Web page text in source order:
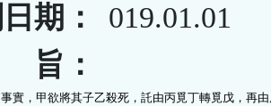
期：
019.01.01
：
實，甲欲將其子乙殺死，託由丙覓丁轉覓戊，再